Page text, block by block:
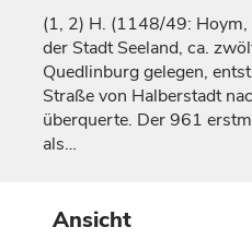
(1, 2) H. (1148/49: Hoym
der Stadt Seeland, ca.
Quedlinburggelegen,
Straße von Halberstadt
überquerte. Der 961
als…
Ansicht